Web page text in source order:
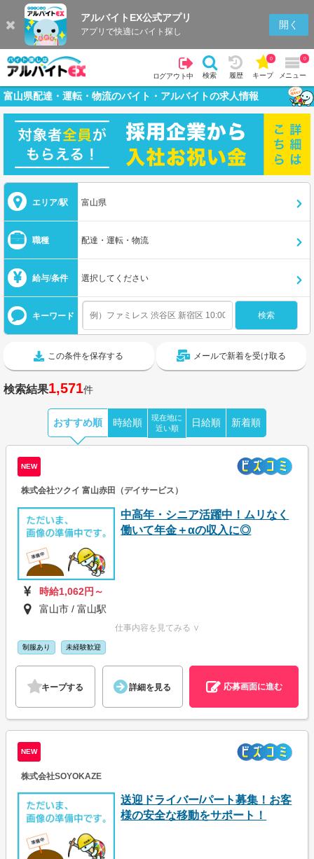
アルバイトEX公式アプリ
アプリで快適にバイト探し
開く
ログアウト中 検索 履歴 キープ
0
メニュー
0
富山県配達・運転・物流のバイト・アルバイトの求人情報
エリア/駅 富山県
職種 配達・運転・物流
給与/条件 選択してください
キーワード
この条件を保存する メールで新着を受け取る
検索結果1,571件
おすすめ順 時給順
現在地に
近い順
日給順 新着順
NEW
株式会社ツクイ 富山赤田（デイサービス）
中高年・シニア活躍中！ムリなく
働いて年金＋αの収入に◎
時給1,062円～
富山市 / 富山駅
仕事内容を見てみる ∨
制服あり 未経験歓迎
キープする 詳細を見る 応募画面に進む
NEW
株式会社SOYOKAZE
送迎ドライバー/パート募集！お客
様の安全な移動をサポート！